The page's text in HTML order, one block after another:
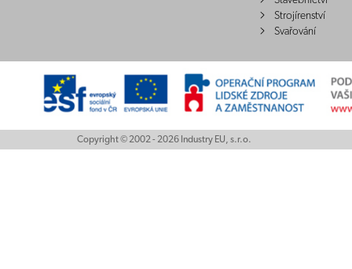
Strojírenství
Svařování
Copyright © 2002 - 2026 Industry EU, s.r.o.